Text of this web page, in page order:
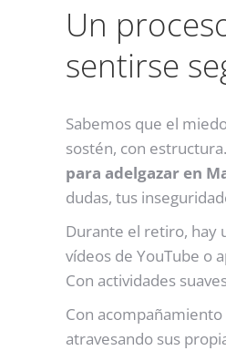
Un
sentirse
Sabemos que el
sostén, con
para adelgazar en
dudas, tus
Durante el retiro, hay
vídeos de YouTube o
Con actividades
Con
atravesando sus